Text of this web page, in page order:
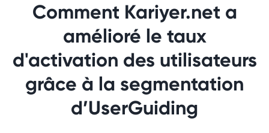
Comment Kariyer.net a
amélioré le taux
d'activation des utilisateurs
grâce à la segmentation
d’UserGuiding